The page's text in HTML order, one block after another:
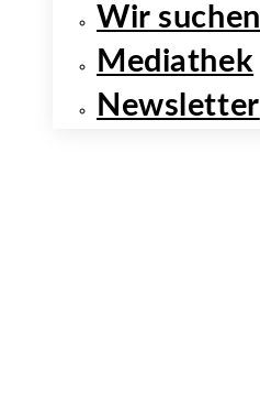
Wir suchen
Mediathek
Newsletter